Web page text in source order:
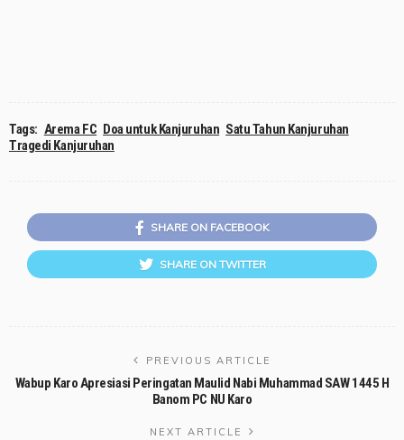
Tags: Arema FC Doa untuk Kanjuruhan Satu Tahun Kanjuruhan
Tragedi Kanjuruhan
SHARE ON FACEBOOK
SHARE ON TWITTER
PREVIOUS ARTICLE
Wabup Karo Apresiasi Peringatan Maulid Nabi Muhammad SAW 1445 H
Banom PC NU Karo
NEXT ARTICLE